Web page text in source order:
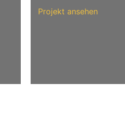
Projekt ansehen